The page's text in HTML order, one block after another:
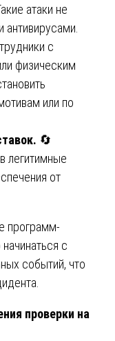
атаки не
антивирусами.
с
физическим
или по
🔄
легитимные
от
программ-
с
событий, что
проверки на